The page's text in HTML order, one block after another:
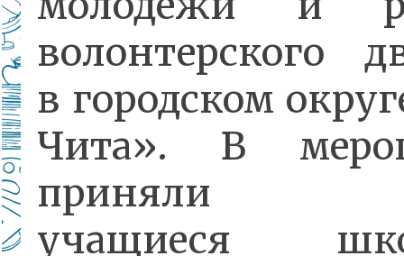
волонтерского
в городском
Чита». В
приняли
учащиеся